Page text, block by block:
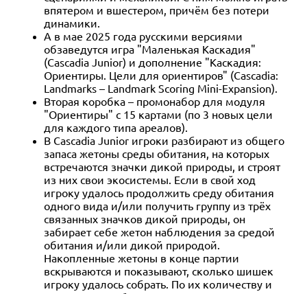
впятером и вшестером, причём без потери
динамики.
А в мае 2025 года русскими версиями
обзаведутся игра "Маленькая Каскадия"
(Cascadia Junior) и дополнение "Каскадия:
Ориентиры. Цели для ориентиров" (Cascadia:
Landmarks – Landmark Scoring Mini-Expansion).
Вторая коробка – промонабор для модуля
"Ориентиры" с 15 картами (по 3 новых цели
для каждого типа ареалов).
В Cascadia Junior игроки разбирают из общего
запаса жетоны среды обитания, на которых
встречаются значки дикой природы, и строят
из них свои экосистемы. Если в свой ход
игроку удалось продолжить среду обитания
одного вида и/или получить группу из трёх
связанных значков дикой природы, он
забирает себе жетон наблюдения за средой
обитания и/или дикой природой.
Накопленные жетоны в конце партии
вскрываются и показывают, сколько шишек
игроку удалось собрать. По их количеству и